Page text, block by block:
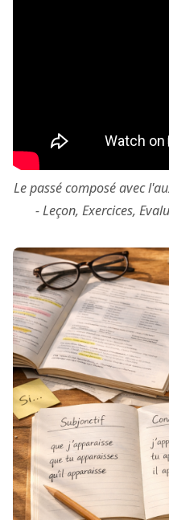
Le passé composé avec
- Leçon, Exercices,